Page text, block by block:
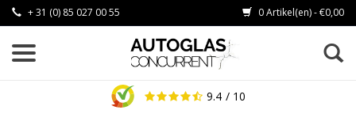
+ 31 (0) 85 027 00 55 0 Artikel(en) - €0,00
9.4 / 10